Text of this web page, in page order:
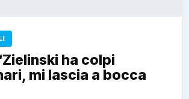
ha colpi
mi lascia a bocca